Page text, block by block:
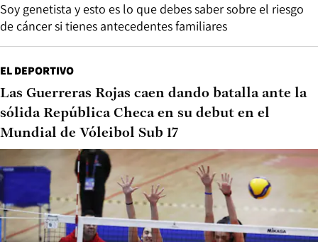
Soy genetista y esto es lo que debes saber sobre el riesgo
de cáncer si tienes antecedentes familiares
EL DEPORTIVO
Las Guerreras Rojas caen dando batalla ante la
sólida República Checa en su debut en el
Mundial de Vóleibol Sub 17